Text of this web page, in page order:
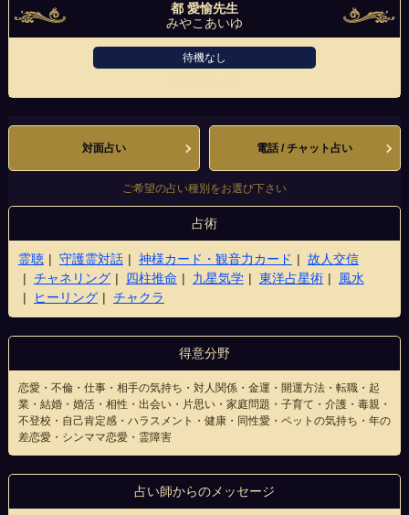
都 愛愉先生
みやこあいゆ
待機なし
対面占い 電話 / チャット占い
ご希望の占い種別をお選び下さい
占術
霊聴 守護霊対話 神様カード・観音力カード
故人交信
チャネリング
四柱推命 九星気学 東洋占星術
風水
ヒーリング
チャクラ
得意分野
恋愛・不倫・仕事・相手の気持ち・対人関係・金運・開運方法・転職・起
業・結婚・婚活・相性・出会い・片思い・家庭問題・子育て・介護・毒親・
不登校・自己肯定感・ハラスメント・健康・同性愛・ペットの気持ち・年の
差恋愛・シンママ恋愛・霊障害
占い師からのメッセージ